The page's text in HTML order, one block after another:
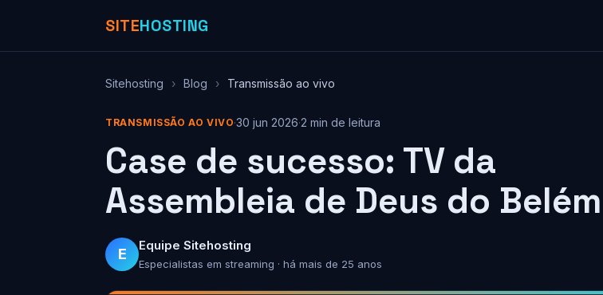
SITEHOSTING
Sitehosting › Blog › Transmissão ao vivo
TRANSMISSÃO AO VIVO·30 jun 2026·2 min de leitura
Case de sucesso: TV da
Assembleia de Deus do Belém
E Equipe Sitehosting
Especialistas em streaming · há mais de 25 anos